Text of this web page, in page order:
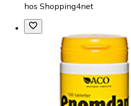
hos Shopping4net